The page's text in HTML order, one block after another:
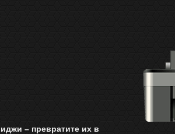
– превратите их в